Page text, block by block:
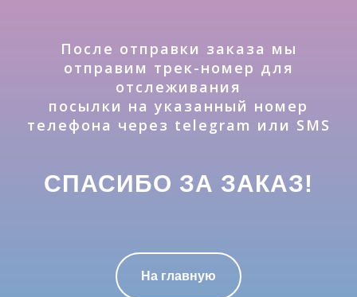
После отправки заказа мы
отправим трек-номер для
отслеживания
посылки на указанный номер
телефона через telegram или SMS
СПАСИБО ЗА ЗАКАЗ!
На главную